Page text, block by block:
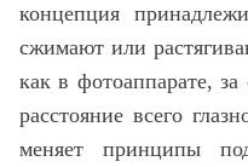
концепция
сжимают или
как в фотоаппарате, за
расстояние всего
меняет принципы